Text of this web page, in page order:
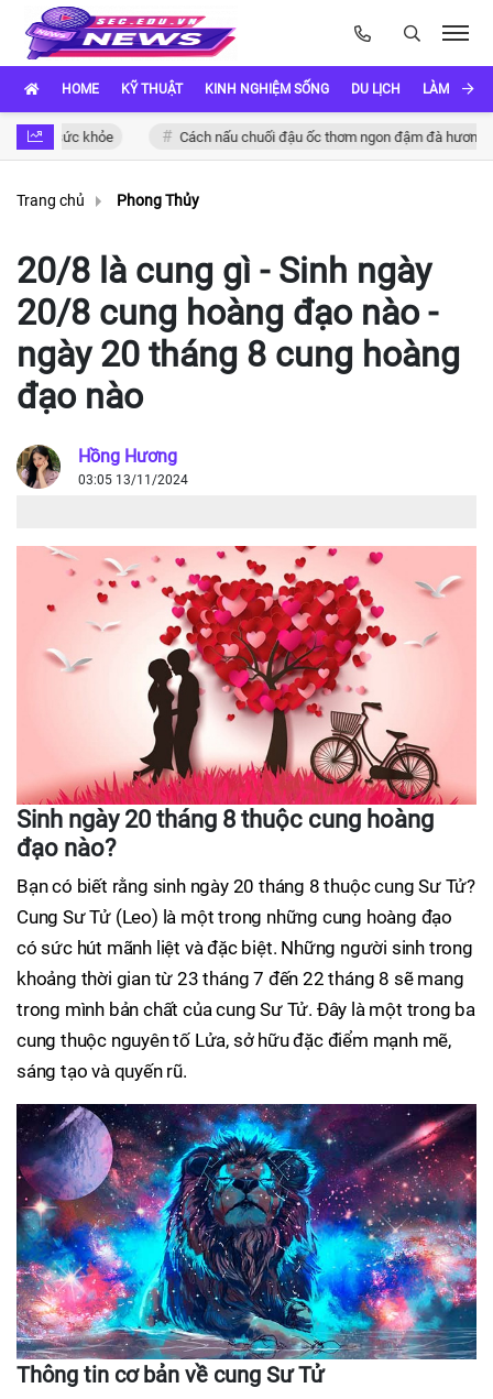
HOME KỸ THUẬT KINH NGHIỆM SỐNG DU LỊCH LÀM ĐẸP
sức khỏe Cách nấu chuối đậu ốc thơm ngon đậm đà hương vị Việt
Trang chủ Phong Thủy
20/8 là cung gì - Sinh ngày
20/8 cung hoàng đạo nào -
ngày 20 tháng 8 cung hoàng
đạo nào
Hồng Hương
03:05 13/11/2024
Sinh ngày 20 tháng 8 thuộc cung hoàng
đạo nào?
Bạn có biết rằng sinh ngày 20 tháng 8 thuộc cung Sư Tử?
Cung Sư Tử (Leo) là một trong những cung hoàng đạo
có sức hút mãnh liệt và đặc biệt. Những người sinh trong
khoảng thời gian từ 23 tháng 7 đến 22 tháng 8 sẽ mang
trong mình bản chất của cung Sư Tử. Đây là một trong ba
cung thuộc nguyên tố Lửa, sở hữu đặc điểm mạnh mẽ,
sáng tạo và quyến rũ.
Thông tin cơ bản về cung Sư Tử